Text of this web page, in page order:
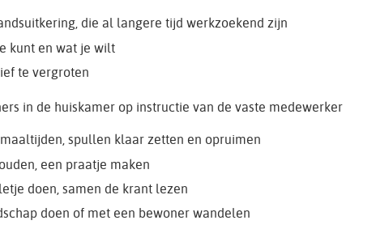
die al langere tijd werkzoekend zijn
kunt en wat je wilt
te vergroten
in de huiskamer op instructie van de vaste medewerker
spullen klaar zetten en opruimen
een praatje maken
doen, samen de krant lezen
doen of met een bewoner wandelen